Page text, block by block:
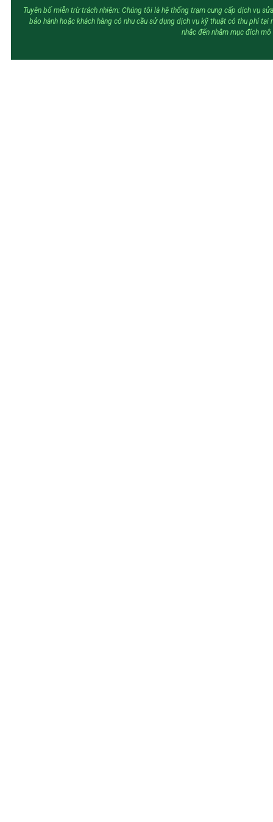
Tuyên bố miễn trừ trách nhiệm: Chúng tôi là hệ thống trạm cung cấp dịch vụ
bảo hành hoặc khách hàng có nhu cầu sử dụng dịch vụ kỹ thuật có thu phí
nhắc đến nhằm mục đích